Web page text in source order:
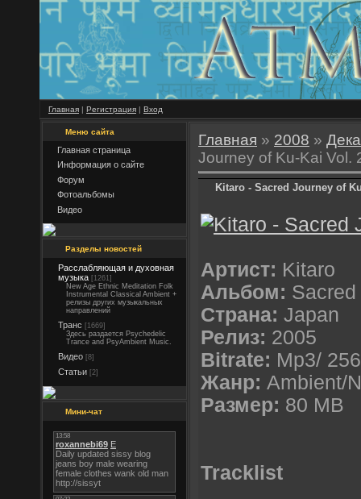
Главная | Регистрация | Вход
Меню сайта
Главная страница
Информация о сайте
Форум
Фотоальбомы
Видео
Разделы новостей
Расслабляющая и духовная
музыка [1261]
New Age Ethnic Meditation Folk
Instrumental Classical Ambient +
релизы других музыкальных
направлений
Транс [1669]
Здесь раздается Psychedelic
Trance and PsyAmbient Music.
Видео [8]
Статьи [2]
Мини-чат
Главная » 2008 »
Journey of Ku-Kai Vol.
Kitaro - Sacred Journey of
Артист: Kitaro
Альбом:
Страна: Japan
Релиз: 2005
Bitrate: Mp3/
Жанр: Ambient/
Размер: 80 MB
Tracklist